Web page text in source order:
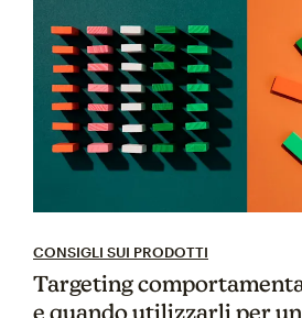
CONSIGLI SUI PRODOTTI
Targeting
e quando utilizzarli per